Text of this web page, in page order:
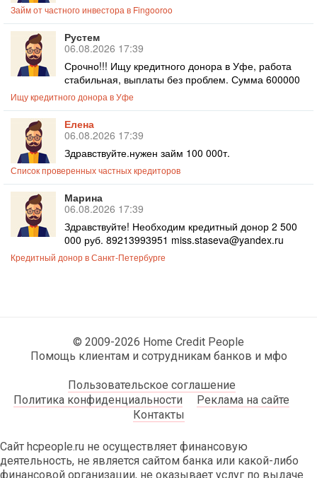
Займ от частного инвестора в Fingooroo
Рустем
06.08.2026 17:39
Срочно!!! Ищу кредитного донора в Уфе, работа
стабильная, выплаты без проблем. Сумма 600000
Ищу кредитного донора в Уфе
Елена
06.08.2026 17:39
Здравствуйте.нужен займ 100 000т.
Список проверенных частных кредиторов
Марина
06.08.2026 17:39
Здравствуйте! Необходим кредитный донор 2 500
000 руб. 89213993951 miss.staseva@yandex.ru
Кредитный донор в Санкт-Петербурге
© 2009-2026 Home Credit People
Помощь клиентам и сотрудникам банков и мфо
Пользовательское соглашение
Политика конфиденциальности
Реклама на сайте
Контакты
Сайт hcpeople.ru не осуществляет финансовую
деятельность, не является сайтом банка или какой-либо
финансовой организации, не оказывает услуг по выдаче